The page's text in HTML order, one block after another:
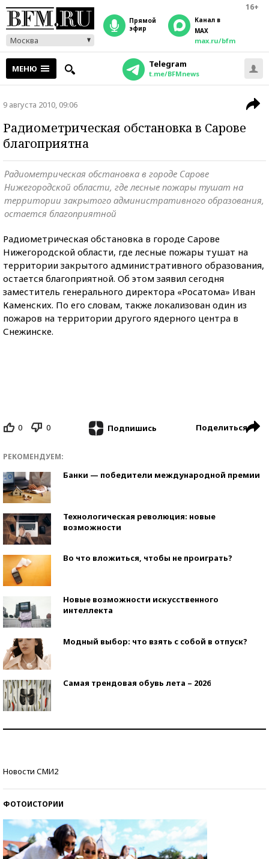
16+
Москва
прямой
эфир
Канал в
MAX
max.ru/bfm
МЕНЮ Telegram
t.me/BFMnews
9 августа 2010, 09:06
Радиометрическая обстановка в Сарове
благоприятна
Радиометрическая обстановка в городе Сарове
Нижегородской области, где лесные пожары тушат на
территории закрытого административного образования,
остается благоприятной
Радиометрическая обстановка в городе Сарове
Нижегородской области, где лесные пожары тушат на
территории закрытого административного образования,
остается благоприятной. Об этом заявил сегодня
заместитель генерального директора «Росатома» Иван
Каменских. По его словам, также локализован один из
пожаров на территории другого ядерного центра в
Снежинске.
0 0 Подпишись Поделиться
РЕКОМЕНДУЕМ:
Банки — победители международной премии
Технологическая революция: новые
возможности
Во что вложиться, чтобы не проиграть?
Новые возможности искусственного
интеллекта
Модный выбор: что взять с собой в отпуск?
Самая трендовая обувь лета – 2026
Новости СМИ2
ФОТОИСТОРИИ